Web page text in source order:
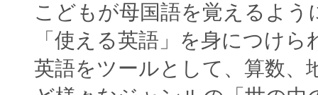
こどもが母国語を覚えるよう
「使える英語」を身につけら
英語をツールとして、算数、